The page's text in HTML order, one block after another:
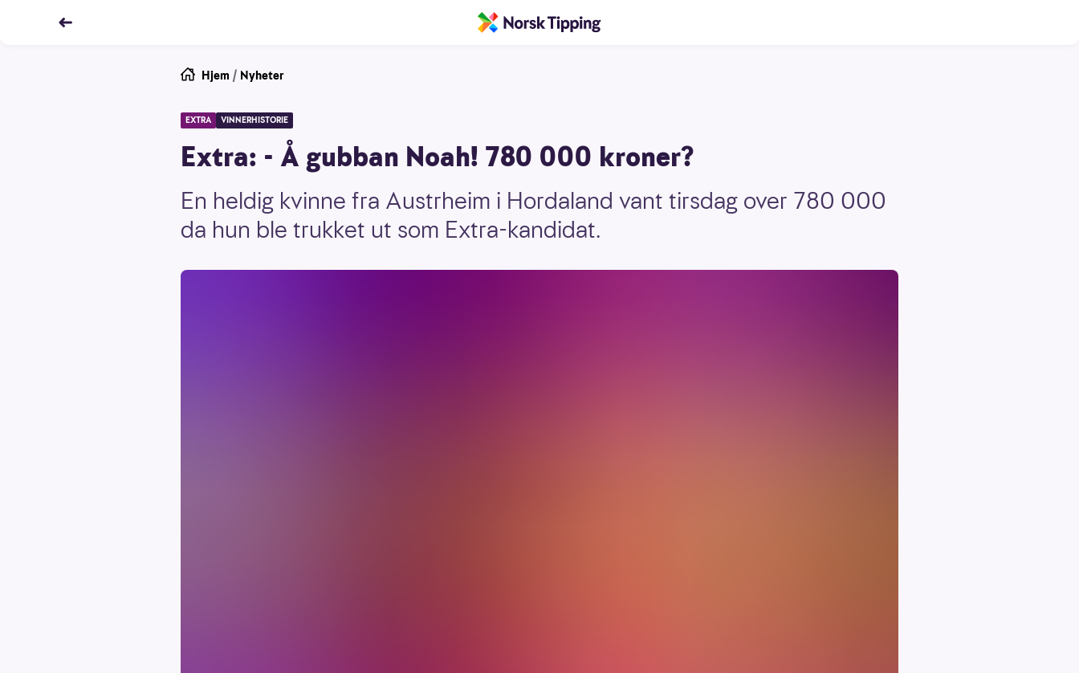
Hjem / Nyheter
EXTRA VINNERHISTORIE
Extra: - Å gubban Noah! 780 000 kroner?
En heldig kvinne fra Austrheim i Hordaland vant tirsdag over 780 000
da hun ble trukket ut som Extra-kandidat.